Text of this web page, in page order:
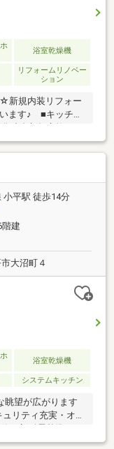
浴室乾燥機
リフォームリノベー
ション
新規内装リフォー
ます♪ ■キッチン
フロアタイル張替
交換 ■ハウスク
お車アクセス良好
、ＩＫＥＡ、ジョ
め、平日・休日を
西向きのリビン
です♪☆リフォー
す♪
小平駅 徒歩14分
建
大沼町４
浴室乾燥機
システムキッチン
望が広がります
リティ充実・オー
14分■小平市のお